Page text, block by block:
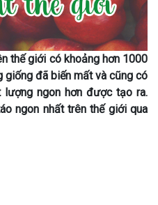
thế giới có khoảng hơn 1000
giống đã biến mất và cũng có
ngon hơn được tạo ra.
ngon nhất trên thế giới qua